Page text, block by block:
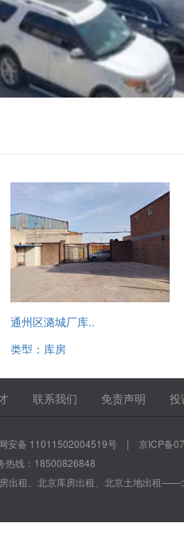
通州区潞城厂库..
类型：库房
13520221780
联系我们 免责声明 投
安备 11011502004519号 | 京ICP备
热线：18500826848
出租、北京库房出租、北京土地出租